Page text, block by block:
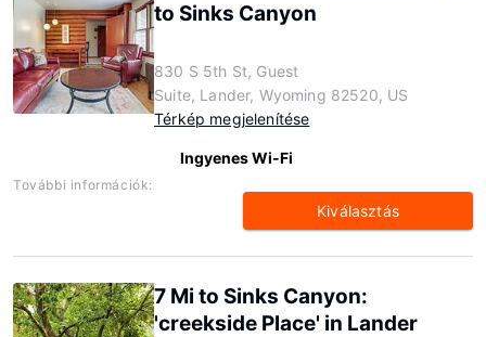
to Sinks Canyon
830 S 5th St, Guest
Suite, Lander, Wyoming 82520, US
Térkép megjelenítése
Ingyenes Wi-Fi
További információk:
Kiválasztás
7 Mi to Sinks Canyon:
'creekside Place' in Lander